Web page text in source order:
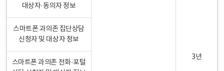
3년
대상자·동의자 정보
스마트폰 과의존 집단상담
신청자 및 대상자 정보
스마트폰 과의존 전화·포털